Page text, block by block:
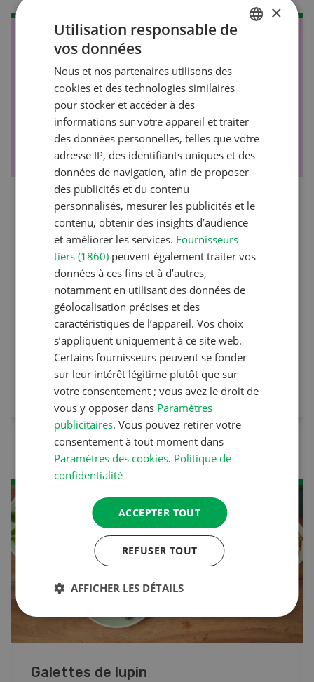
NOV
-
JAN
26
Cours spécialisé Aquaculture
Vous élevez des poissons ou songez à le faire?
Ce cours vous équipe du savoir nécessaire. Si
vous effectuez aussi un stage pratique, votre
diplôme est reconnu officiellement et vous
habilite à détenir des poissons à titre
professionnel.
EN SAVOIR PLUS
Rouleaux de printemps
×
Utilisation responsable de
vos données
Nous et nos partenaires utilisons des
cookies et des technologies similaires
pour stocker et accéder à des
informations sur votre appareil et traiter
des données personnelles, telles que votre
adresse IP, des identifiants uniques et des
données de navigation, afin de proposer
des publicités et du contenu
personnalisés, mesurer les publicités et le
contenu, obtenir des insights d’audience
et améliorer les services. Fournisseurs
tiers (1860) peuvent également traiter vos
données à ces fins et à d’autres,
notamment en utilisant des données de
géolocalisation précises et des
caractéristiques de l’appareil. Vos choix
s’appliquent uniquement à ce site web.
Certains fournisseurs peuvent se fonder
sur leur intérêt légitime plutôt que sur
votre consentement ; vous avez le droit de
vous y opposer dans Paramètres
publicitaires. Vous pouvez retirer votre
consentement à tout moment dans
Paramètres des cookies. Politique de
confidentialité
ACCEPTER TOUT
REFUSER TOUT
AFFICHER LES DÉTAILS